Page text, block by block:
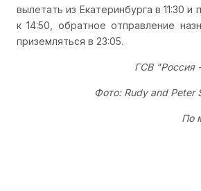
вылетать из Екатеринбурга в 11:30
к 14:50, обратное отправление
приземляться в 23:05.
ГСВ "Россия
Фото: Rudy and Peter
По